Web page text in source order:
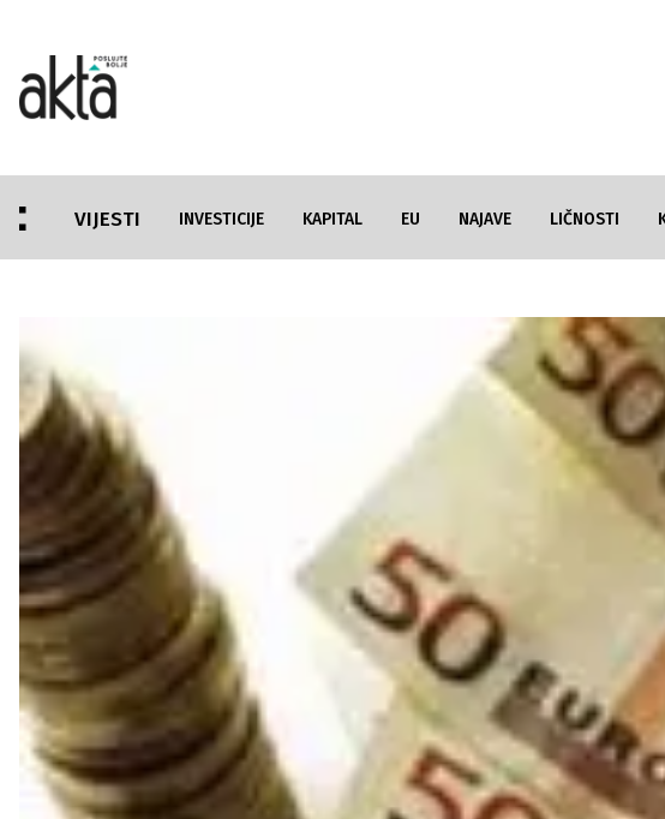
VIJESTI INVESTICIJE KAPITAL EU NAJAVE LIČNOSTI